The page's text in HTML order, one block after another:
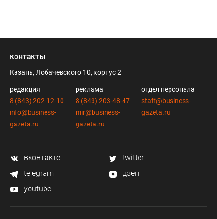
контакты
Казань, Лобачевского 10, корпус 2
редакция
8 (843) 202-12-10
info@business-
gazeta.ru
реклама
8 (843) 203-48-47
mir@business-
gazeta.ru
отдел персонала
staff@business-
gazeta.ru
вконтакте
twitter
telegram
дзен
youtube